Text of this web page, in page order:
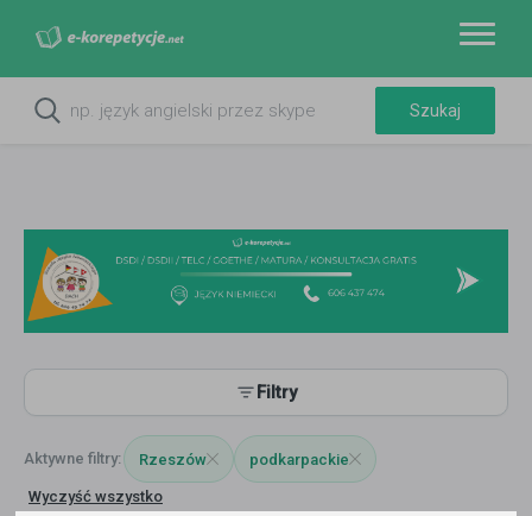
Filtry
Rzeszów podkarpackie
Wyczyść wszystko